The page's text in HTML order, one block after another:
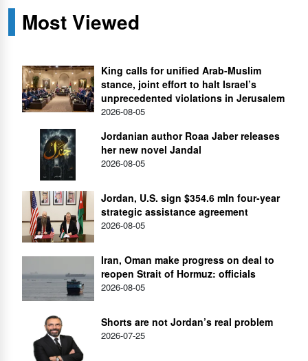
Most Viewed
King calls for unified Arab-Muslim
stance, joint effort to halt Israel’s
unprecedented violations in Jerusalem
2026-08-05
Jordanian author Roaa Jaber releases
her new novel Jandal
2026-08-05
Jordan, U.S. sign $354.6 mln four-year
strategic assistance agreement
2026-08-05
Iran, Oman make progress on deal to
reopen Strait of Hormuz: officials
2026-08-05
Shorts are not Jordan’s real problem
2026-07-25